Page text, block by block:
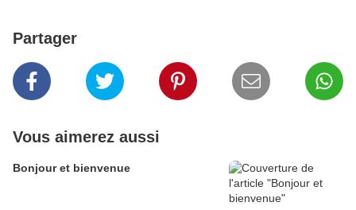
Partager
Vous aimerez aussi
Bonjour et bienvenue